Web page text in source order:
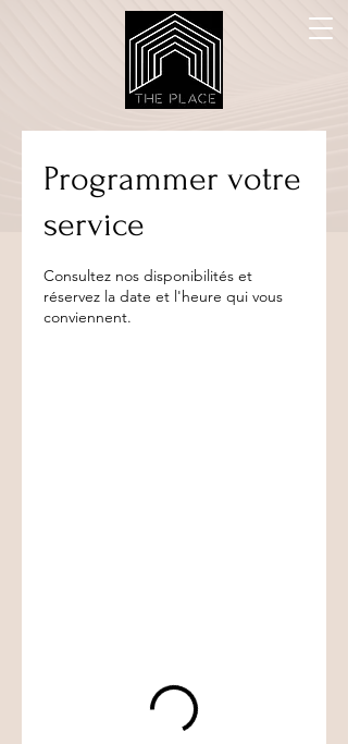
Programmer votre
service
Consultez nos disponibilités et
réservez la date et l'heure qui vous
conviennent.